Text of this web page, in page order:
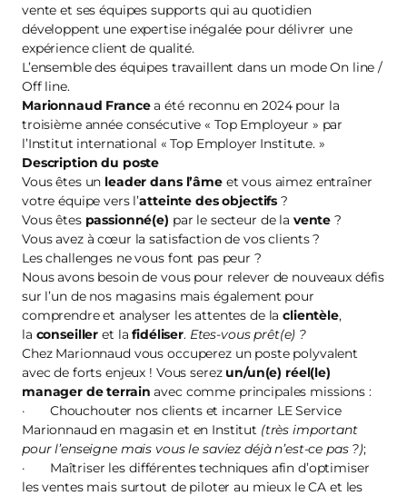
vente et ses équipes supports qui au quotidien
développent une expertise inégalée pour délivrer une
expérience client de qualité.
L’ensemble des équipes travaillent dans un mode On line /
Off line.
Marionnaud Francea été reconnu en 2024 pour la
troisième année consécutive « Top Employeur » par
l’Institut international « Top Employer Institute. »
Description du poste
Vous êtes un leader dans l’âmeet vous aimez entraîner
votre équipe vers l’atteinte des objectifs ?
Vous êtes passionné(e) par le secteur de la vente?
Vous avez à cœur la satisfaction de vos clients ?
Les challenges ne vous font pas peur ?
Nous avons besoin de vous pour relever de nouveaux défis
sur l’un de nos magasins mais également pour
comprendre et analyser les attentes de laclientèle,
la conseilleret lafidéliser. Etes-vous prêt(e) ?
Chez Marionnaud vous occuperez un poste polyvalent
avec de forts enjeux ! Vous serez un/un(e) réel(le)
manager de terrainavec comme principales missions :
· Chouchouter nos clients et incarner LE Service
Marionnaud en magasin et en Institut (très important
pour l’enseigne mais vous le saviez déjà n’est-ce pas ?);
· Maîtriser les différentes techniques afin d’optimiser
les ventes mais surtout de piloter au mieux le CA et les